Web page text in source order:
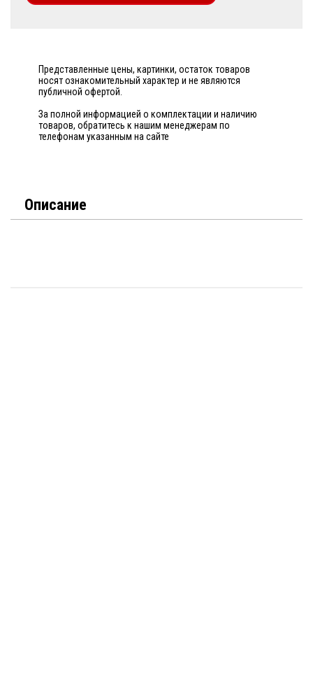
Представленные цены, картинки, остаток товаров
носят ознакомительный характер и не являются
публичной офертой.
За полной информацией о комплектации и наличию
товаров, обратитесь к нашим менеджерам по
телефонам указанным на сайте
Описание